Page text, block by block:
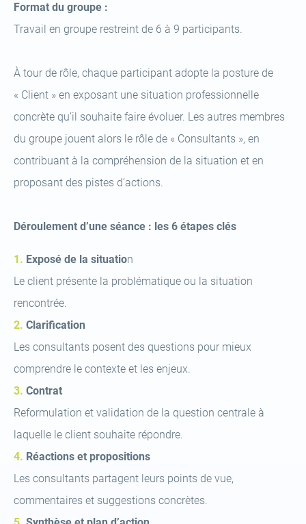
Format du groupe :
Travail en groupe restreint de 6 à 9 participants.
À tour de rôle, chaque participant adopte la posture de
« Client » en exposant une situation professionnelle
concrète qu’il souhaite faire évoluer. Les autres membres
du groupe jouent alors le rôle de « Consultants », en
contribuant à la compréhension de la situation et en
proposant des pistes d’actions.
Déroulement d’une séance : les 6 étapes clés
Exposé de la situation
Le client présente la problématique ou la situation
rencontrée.
Clarification
Les consultants posent des questions pour mieux
comprendre le contexte et les enjeux.
Contrat
Reformulation et validation de la question centrale à
laquelle le client souhaite répondre.
Réactions et propositions
Les consultants partagent leurs points de vue,
commentaires et suggestions concrètes.